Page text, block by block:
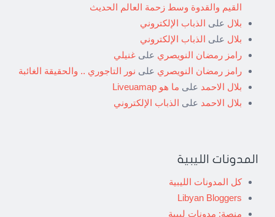
القيم والقدوة وسط زحمة العالم الحديث
بلال على الذباب الإلكتروني
بلال على الذباب الإلكتروني
رامز رمضان النويصري على غنيلي
رامز رمضان النويصري على نور التاجوري .. والحقيقة الغائبة
بلال الاحمد على ما هو Liveuamap
بلال الاحمد على الذباب الإلكتروني
المدونات الليبية
كل المدونات الليبية
Libyan Bloggers
منصة: مدونات ليبية